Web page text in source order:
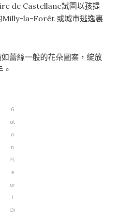
de Castellane試圖以孩提
Milly-la-Forêt 或城市逃逸裏
蕾絲一般的花朵圖案，綻放
G
al
o
n
Fl
e
ur
i
Di